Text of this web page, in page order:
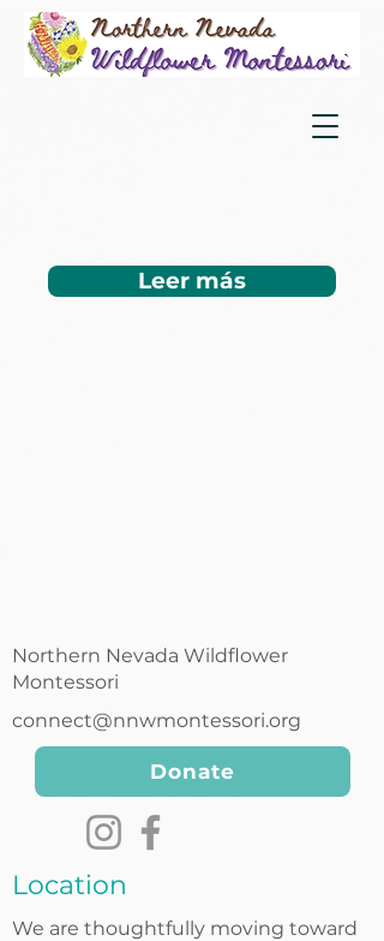
Leer más
Northern Nevada Wildflower
Montessori
connect@nnwmontessori.org
Donate
Location
We are thoughtfully moving toward